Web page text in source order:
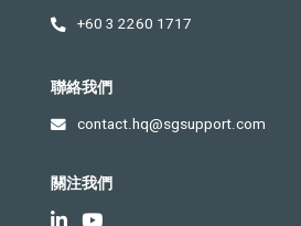
+60 3 2260 1717
聯絡我們
contact.hq@sgsupport.com
關注我們